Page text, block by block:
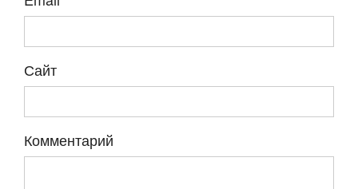
Сайт
Комментарий